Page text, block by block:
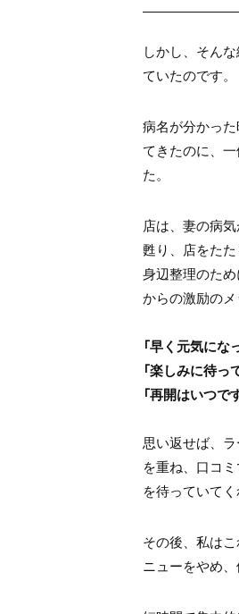
しかし、そん
ていたのです。
病名が分かっ
てきたのに、
た。
店は、妻の病
甦り、店をた
身辺整理のた
からの激励の
「早く元気に
「楽しみに待っ
「再開はいつで
思い返せば、
を重ね、口コ
を待っていて
その後、私は
ニューをやめ